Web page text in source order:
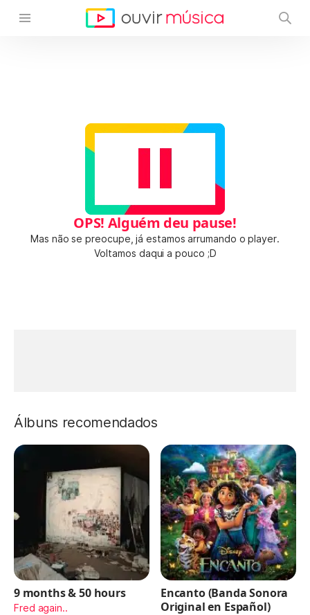
OPS! Alguém deu pause!
Mas não se preocupe, já estamos arrumando o player.
Voltamos daqui a pouco ;D
Álbuns recomendados
9 months & 50 hours
Fred again..
Encanto (Banda Sonora
Original en Español)